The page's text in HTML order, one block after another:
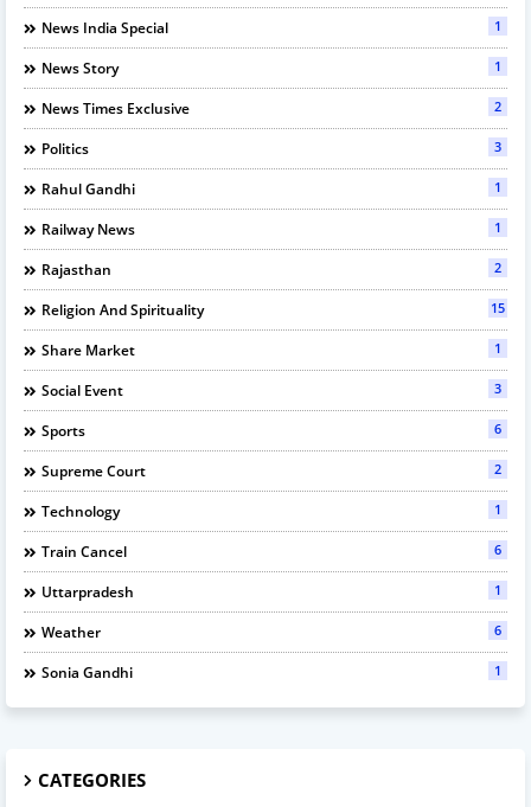
News India Special 1
News Story 1
News Times Exclusive 2
Politics 3
Rahul Gandhi 1
Railway News 1
Rajasthan 2
Religion And Spirituality 15
Share Market 1
Social Event 3
Sports 6
Supreme Court 2
Technology 1
Train Cancel 6
Uttarpradesh 1
Weather 6
Sonia Gandhi 1
CATEGORIES